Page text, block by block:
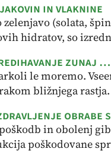
in vlaknine
(solata,
hidratov, so
zunaj …
le moremo.
bližnjega rastja.
obrabe
in obolenj
poškodovane